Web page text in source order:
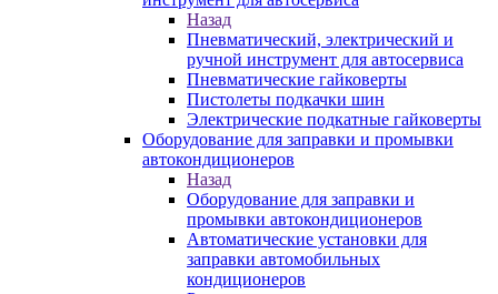
Назад
Пневматический, электрический и
ручной инструмент для автосервиса
Пневматические гайковерты
Пистолеты подкачки шин
Электрические подкатные гайковерты
Оборудование для заправки и промывки
автокондиционеров
Назад
Оборудование для заправки и
промывки автокондиционеров
Автоматические установки для
заправки автомобильных
кондиционеров